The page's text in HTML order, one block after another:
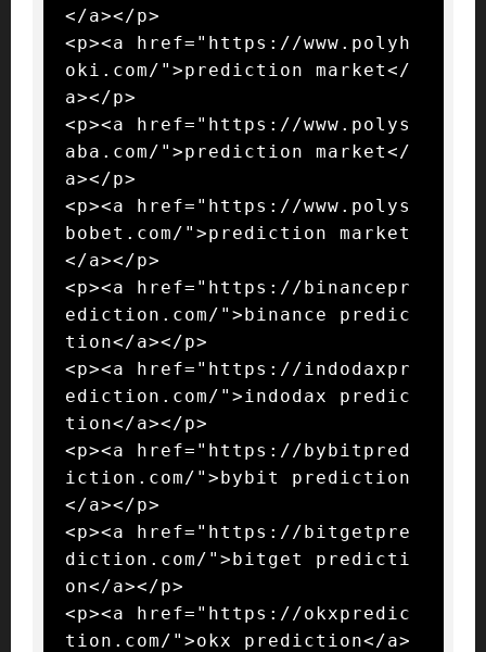
</a></p>
<p><a href="https://www.polyh
oki.com/">prediction market</
a></p>
<p><a href="https://www.polys
aba.com/">prediction market</
a></p>
<p><a href="https://www.polys
bobet.com/">prediction market
</a></p>
<p><a href="https://binancepr
ediction.com/">binance predic
tion</a></p>
<p><a href="https://indodaxpr
ediction.com/">indodax predic
tion</a></p>
<p><a href="https://bybitpred
iction.com/">bybit prediction
</a></p>
<p><a href="https://bitgetpre
diction.com/">bitget predicti
on</a></p>
<p><a href="https://okxpredic
tion.com/">okx prediction</a>